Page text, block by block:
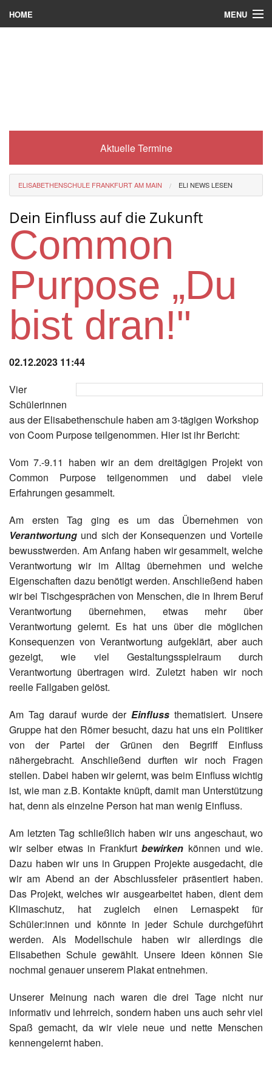
HOME MENU
Eli-Portal
Berufsorientierung
Förderverein
Instagram
Aktuelle Termine
ELISABETHENSCHULE FRANKFURT AM MAIN ELI NEWS LESEN
Dein Einfluss auf die Zukunft
Common
Purpose „Du
bist dran!"
02.12.2023 11:44
Vier
Schülerinnen
aus der Elisabethenschule haben am 3-tägigen Workshop
von Coom Purpose teilgenommen. Hier ist ihr Bericht:
Vom 7.-9.11 haben wir an dem dreitägigen Projekt von
Common Purpose teilgenommen und dabei viele
Erfahrungen gesammelt.
Am ersten Tag ging es um das Übernehmen von
Verantwortung und sich der Konsequenzen und Vorteile
bewusstwerden. Am Anfang haben wir gesammelt, welche
Verantwortung wir im Alltag übernehmen und welche
Eigenschaften dazu benötigt werden. Anschließend haben
wir bei Tischgesprächen von Menschen, die in Ihrem Beruf
Verantwortung übernehmen, etwas mehr über
Verantwortung gelernt. Es hat uns über die möglichen
Konsequenzen von Verantwortung aufgeklärt, aber auch
gezeigt, wie viel Gestaltungsspielraum durch
Verantwortung übertragen wird. Zuletzt haben wir noch
reelle Fallgaben gelöst.
Am Tag darauf wurde der Einflussthematisiert. Unsere
Gruppe hat den Römer besucht, dazu hat uns ein Politiker
von der Partei der Grünen den Begriff Einfluss
nähergebracht. Anschließend durften wir noch Fragen
stellen. Dabei haben wir gelernt, was beim Einfluss wichtig
ist, wie man z.B. Kontakte knüpft, damit man Unterstützung
hat, denn als einzelne Person hat man wenig Einfluss.
Am letzten Tag schließlich haben wir uns angeschaut, wo
wir selber etwas in Frankfurtbewirken können und wie.
Dazu haben wir uns in Gruppen Projekte ausgedacht, die
wir am Abend an der Abschlussfeier präsentiert haben.
Das Projekt, welches wir ausgearbeitet haben, dient dem
Klimaschutz, hat zugleich einen Lernaspekt für
Schüler:innen und könnte in jeder Schule durchgeführt
werden. Als Modellschule haben wir allerdings die
Elisabethen Schule gewählt. Unsere Ideen können Sie
nochmal genauer unserem Plakat entnehmen.
Unserer Meinung nach waren die drei Tage nicht nur
informativ und lehrreich, sondern haben uns auch sehr viel
Spaß gemacht, da wir viele neue und nette Menschen
kennengelernt haben.